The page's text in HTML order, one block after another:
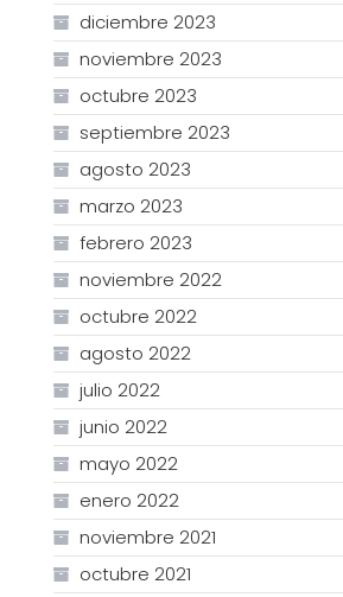
diciembre 2023
noviembre 2023
octubre 2023
septiembre 2023
agosto 2023
marzo 2023
febrero 2023
noviembre 2022
octubre 2022
agosto 2022
julio 2022
junio 2022
mayo 2022
enero 2022
noviembre 2021
octubre 2021